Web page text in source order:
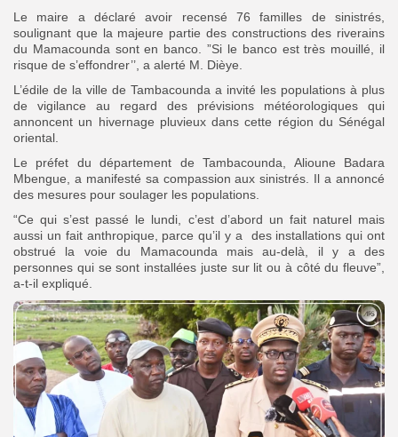
Le maire a déclaré avoir recensé 76 familles de sinistrés,
soulignant que la majeure partie des constructions des riverains
du Mamacounda sont en banco. ”Si le banco est très mouillé, il
risque de s’effondrer’’, a alerté M. Dièye.
L’édile de la ville de Tambacounda a invité les populations à plus
de vigilance au regard des prévisions météorologiques qui
annoncent un hivernage pluvieux dans cette région du Sénégal
oriental.
Le préfet du département de Tambacounda, Alioune Badara
Mbengue, a manifesté sa compassion aux sinistrés. Il a annoncé
des mesures pour soulager les populations.
“Ce qui s’est passé le lundi, c’est d’abord un fait naturel mais
aussi un fait anthropique, parce qu’il y a des installations qui ont
obstrué la voie du Mamacounda mais au-delà, il y a des
personnes qui se sont installées juste sur lit ou à côté du fleuve”,
a-t-il expliqué.